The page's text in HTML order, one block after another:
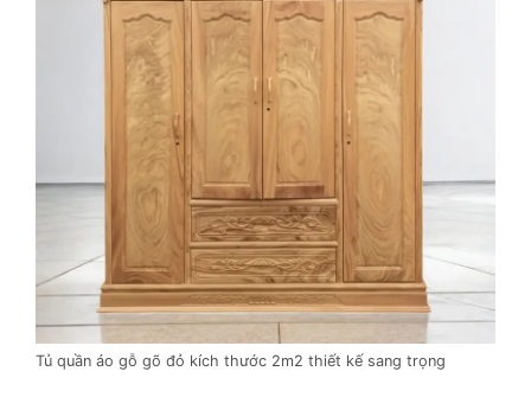
Tủ quần áo gỗ gõ đỏ kích thước 2m2 thiết kế sang trọng